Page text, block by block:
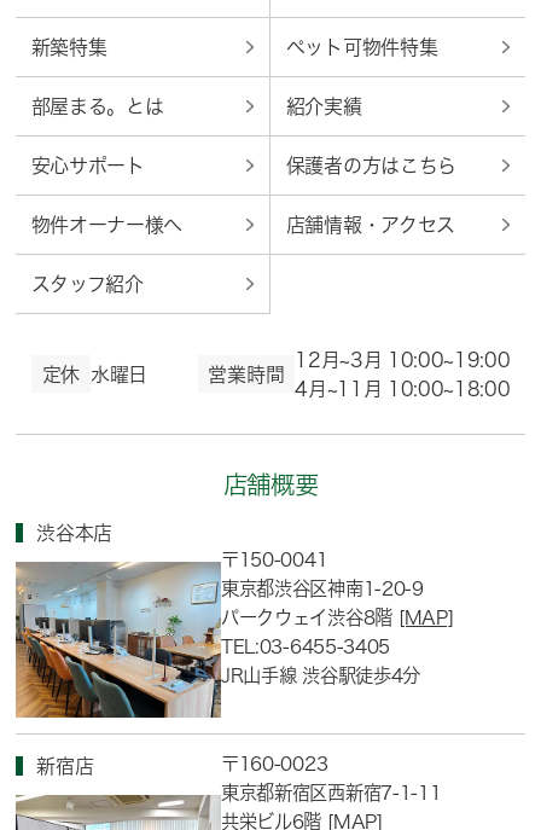
新築特集 ペット可物件特集
部屋まる。とは 紹介実績
安心サポート 保護者の方はこちら
物件オーナー様へ 店舗情報・アクセス
スタッフ紹介
定休 水曜日 営業時間
12月~3月 10:00~19:00
4月~11月 10:00~18:00
店舗概要
渋谷本店
〒150-0041
東京都渋谷区神南1-20-9
パークウェイ渋谷8階 [MAP]
TEL:03-6455-3405
JR山手線 渋谷駅徒歩4分
新宿店
〒160-0023
東京都新宿区西新宿7-1-11
共栄ビル6階 [MAP]